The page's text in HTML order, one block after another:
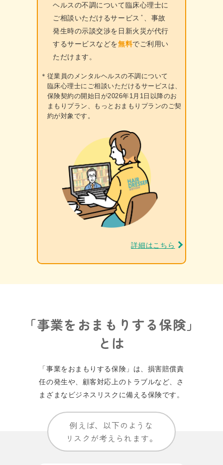
ヘルスの不調について臨床心理士に
ご相談いただけるサービス ＊
、事故
発生時の示談交渉を日新火災が代行
するサービスなどを無料でご利用い
ただけます。
＊ 従業員のメンタルヘルスの不調について
臨床心理士にご相談いただけるサービスは、
保険契約の開始日が2026年1月1日以降のお
まもりプラン、もっとおまもりプランのご契
約が対象です。
詳細はこちら
「事業をおまもりする保険」
とは
「事業をおまもりする保険」は、損害賠償責
任の発⽣や、顧客対応上のトラブルなど、 さ
まざまなビジネスリスクに備える保険です。
例えば、以下のような
リスクが考えられます。